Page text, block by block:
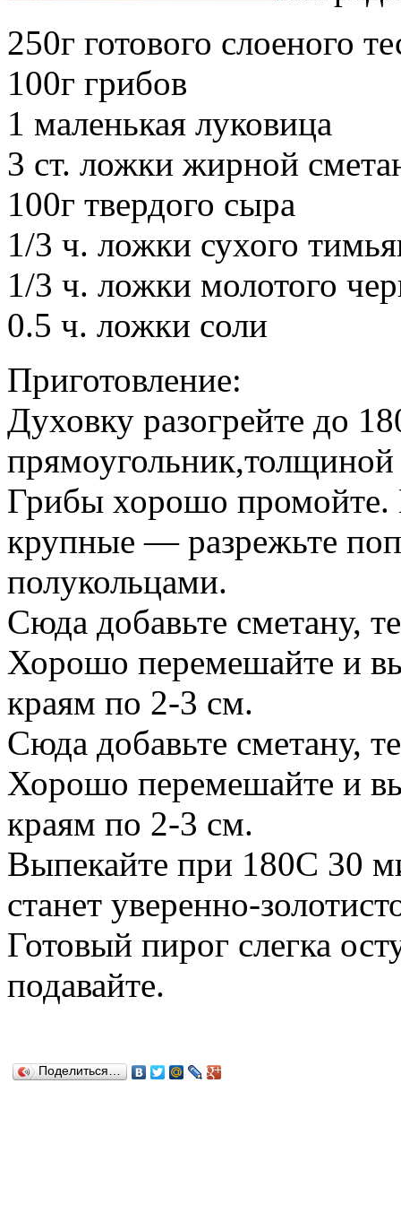
250г готового слоеного
100г грибов
1 маленькая луковица
3 ст. ложки жирной
100г твердого сыра
1/3 ч. ложки сухого
1/3 ч. ложки молотого
0.5 ч. ложки соли
Приготовление:
Духовку разогрейте до
Грибы хорошо промойте.
крупные — разрежьте
полукольцами.
Сюда добавьте сметану,
Хорошо перемешайте и
краям по 2-3 см.
Сюда добавьте сметану,
Хорошо перемешайте и
краям по 2-3 см.
Выпекайте при 180С 30
станет уверенно-
Готовый пирог слегка
подавайте.
Поделиться…